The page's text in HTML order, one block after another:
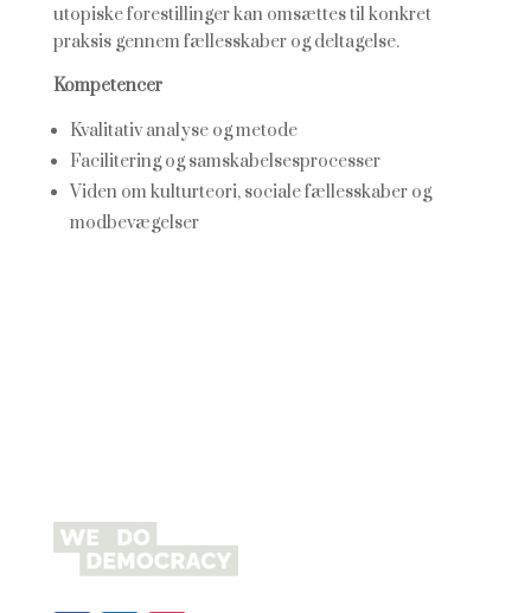
utopiske forestillinger kan omsættes tilkonkret
praksis gennem fællesskaber og deltagelse.
Kompetencer
Kvalitativ analyse og metode
Facilitering og samskabelsesprocesser
Viden om kulturteori, sociale fællesskaber og
modbevægelser